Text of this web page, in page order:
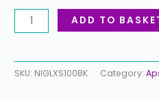
ADD TO
SKU: NIGLXS100BK Category: